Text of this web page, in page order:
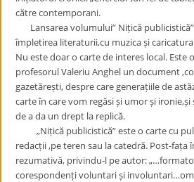
către contemporani.
Lansarea volumului” Nițică
împletirea literaturii,cu muzica și
Nu este doar o carte de interes local. Este
profesorul Valeriu Anghel un document
gazetărești, despre care generațiile de
carte în care vom regăsi și umor și
de a da un drept la replică.
„Nițică publicistică” este o carte cu
redacții ,pe teren sau la catedră. Post-fața
rezumativă, privindu-l pe autor:
corespondenți voluntari și